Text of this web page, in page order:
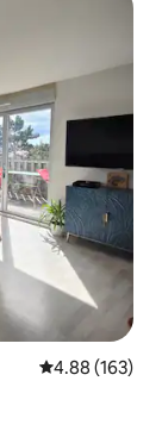
평점 4.88점(5
4.88 (163)